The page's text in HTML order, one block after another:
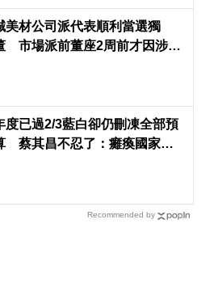
美材公司派代表順利當選獨
市場派前董座2周前才因涉犯
度已過2/3藍白卻仍刪凍全部預
蔡其昌不忍了：癱瘓國家！
Recommended by